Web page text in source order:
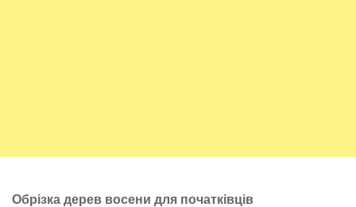
Обрізка дерев восени для початківців